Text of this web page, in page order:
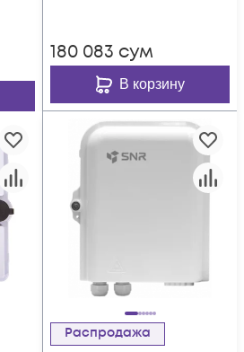
180 083 сум
В корзину
Распродажа